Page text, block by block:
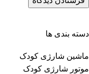
دسته بندی ها
ماشین شارژی کودک
موتور شارژی کودک